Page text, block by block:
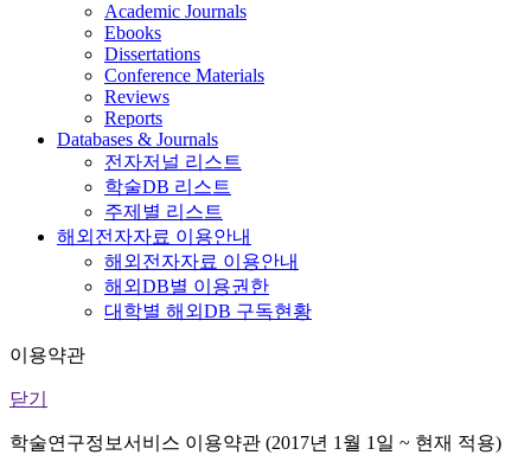
Academic Journals
Ebooks
Dissertations
Conference Materials
Reviews
Reports
Databases & Journals
전자저널 리스트
학술DB 리스트
주제별 리스트
해외전자자료 이용안내
해외전자자료 이용안내
해외DB별 이용권한
대학별 해외DB 구독현황
이용약관
닫기
학술연구정보서비스 이용약관 (2017년 1월 1일 ~ 현재 적용)